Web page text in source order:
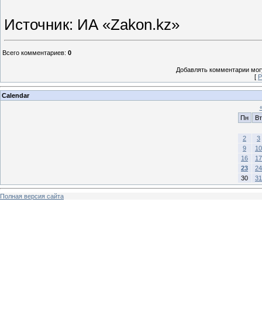
Источник: ИА «Zakon.kz»
Всего комментариев: 0
Добавлять комментарии
[
Calendar
Пн
Вт
2
3
9
10
16
17
23
24
30
31
Полная версия сайта